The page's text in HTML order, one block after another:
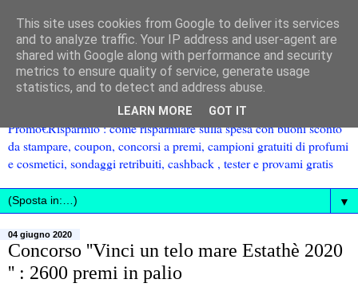
Promo€Risparmio : come risparmiare sulla spesa con buoni sconto
da stampare, coupon, concorsi a premi, campioni gratuiti di profumi
e cosmetici, sondaggi retribuiti, cashback , tester e provami gratis
▼
04 giugno 2020
Concorso ''Vinci un telo mare Estathè 2020
'' : 2600 premi in palio
This site uses cookies from Google to deliver its services
and to analyze traffic. Your IP address and user-agent are
shared with Google along with performance and security
metrics to ensure quality of service, generate usage
statistics, and to detect and address abuse.
LEARN MORE GOT IT